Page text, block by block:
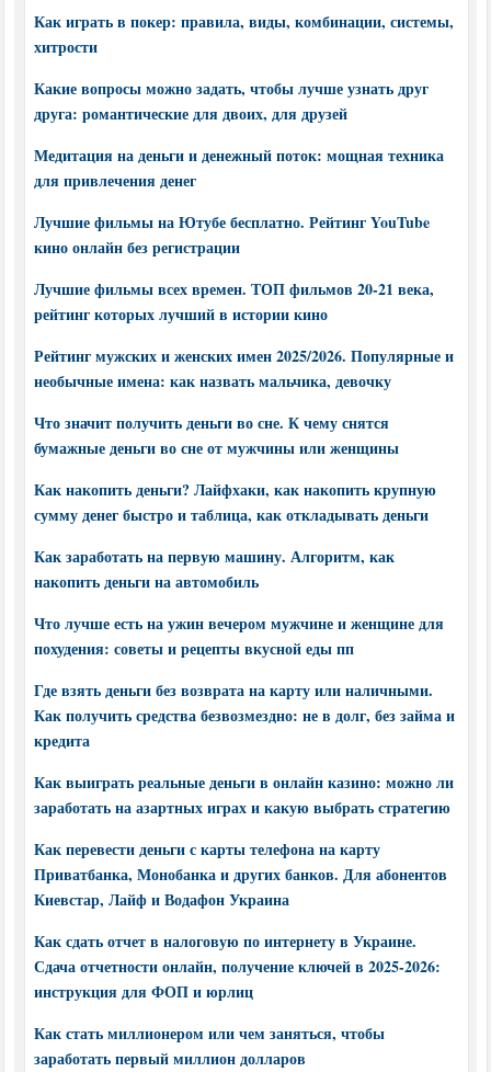
Как играть в покер: правила, виды, комбинации, системы,
хитрости
Какие вопросы можно задать, чтобы лучше узнать друг
друга: романтические для двоих, для друзей
Медитация на деньги и денежный поток: мощная техника
для привлечения денег
Лучшие фильмы на Ютубе бесплатно. Рейтинг YouTube
кино онлайн без регистрации
Лучшие фильмы всех времен. ТОП фильмов 20-21 века,
рейтинг которых лучший в истории кино
Рейтинг мужских и женских имен 2025/2026. Популярные и
необычные имена: как назвать мальчика, девочку
Что значит получить деньги во сне. К чему снятся
бумажные деньги во сне от мужчины или женщины
Как накопить деньги? Лайфхаки, как накопить крупную
сумму денег быстро и таблица, как откладывать деньги
Как заработать на первую машину. Алгоритм, как
накопить деньги на автомобиль
Что лучше есть на ужин вечером мужчине и женщине для
похудения: советы и рецепты вкусной еды пп
Где взять деньги без возврата на карту или наличными.
Как получить средства безвозмездно: не в долг, без займа и
кредита
Как выиграть реальные деньги в онлайн казино: можно ли
заработать на азартных играх и какую выбрать стратегию
Как перевести деньги с карты телефона на карту
Приватбанка, Монобанка и других банков. Для абонентов
Киевстар, Лайф и Водафон Украина
Как сдать отчет в налоговую по интернету в Украине.
Сдача отчетности онлайн, получение ключей в 2025-2026:
инструкция для ФОП и юрлиц
Как стать миллионером или чем заняться, чтобы
заработать первый миллион долларов